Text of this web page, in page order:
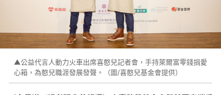
▲公益代言人動力火車出席喜憨兒記者會，手持萊爾富零錢捐愛
心箱，為憨兒職涯發展發聲。（圖/喜憨兒基金會提供）